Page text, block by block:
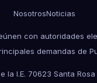
NosotrosNoticias
con autoridades
demandas de
la I.E. 70623 Santa